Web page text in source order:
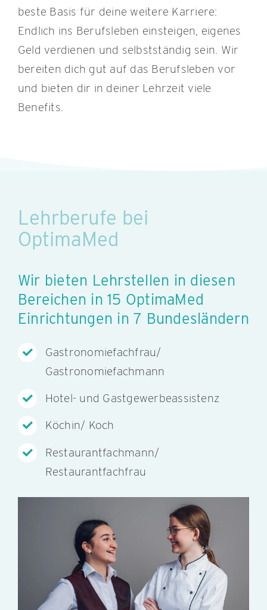
beste Basis für deine weitere Karriere:
Endlich ins Berufsleben einsteigen, eigenes
Geld verdienen und selbstständig sein. Wir
bereiten dich gut auf das Berufsleben vor
und bieten dir in deiner Lehrzeit viele
Benefits.
Lehrberufe bei
OptimaMed
Wir bieten Lehrstellen in diesen
Bereichen in 15 OptimaMed
Einrichtungen in 7 Bundesländern
Gastronomiefachfrau/
Gastronomiefachmann
Hotel- und Gastgewerbeassistenz
Köchin/ Koch
Restaurantfachmann/
Restaurantfachfrau